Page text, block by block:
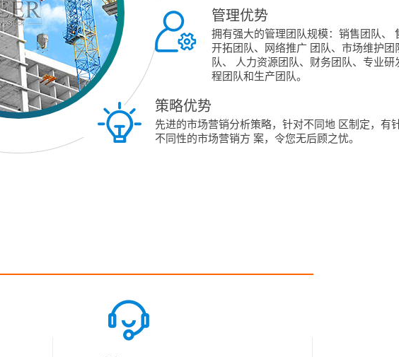
策略优势
先进的市场营销分析策略，针对不同地 区制定，有
不同性的市场营销方 案，令您无后顾之忧。
管理优势
拥有强大的管理团队规模：销售团队、
开拓团队、网络推广 团队、市场维护团
队、 人力资源团队、财务团队、专业研
程团队和生产团队。